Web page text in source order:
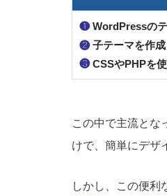
❶WordPressの
❷子テーマを作
❸CSSやPHPを
この中で主流とな
けで、簡単にデザ
しかし、この便利